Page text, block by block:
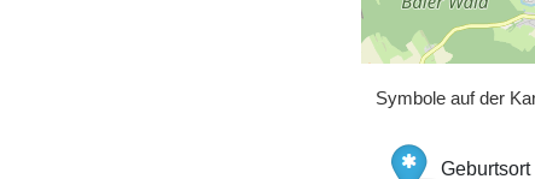
Symbole auf der
Geburtsort